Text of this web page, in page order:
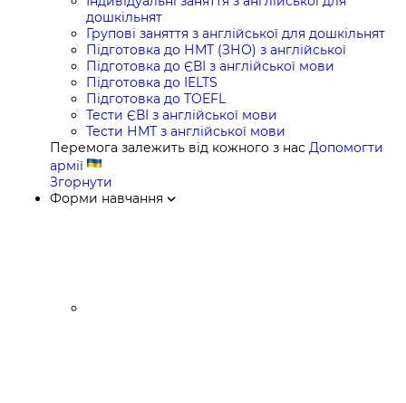
дошкільнят
Групові заняття з англійської для дошкільнят
Підготовка до НМТ (ЗНО) з англійської
Підготовка до ЄВІ з англійської мови
Підготовка до IELTS
Підготовка до TOEFL
Тести ЄВІ з англійської мови
Тести НМТ з англійської мови
Перемога залежить від кожного з нас Допомогти
армії
Згорнути
Форми навчання